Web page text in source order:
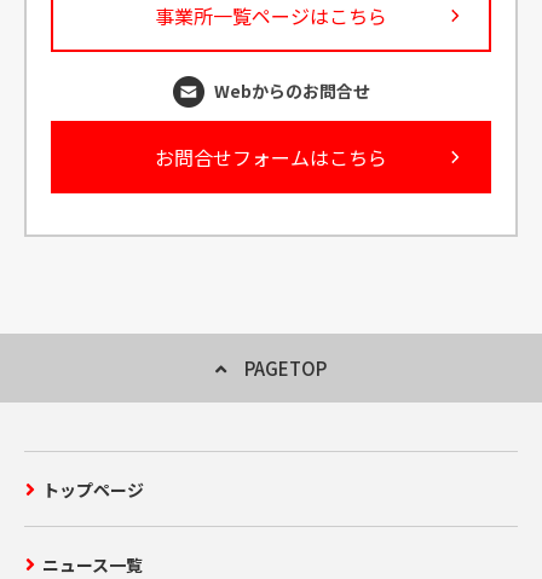
事業所一覧ページはこちら
Webからのお問合せ
お問合せフォームはこちら
PAGETOP
トップページ
ニュース一覧